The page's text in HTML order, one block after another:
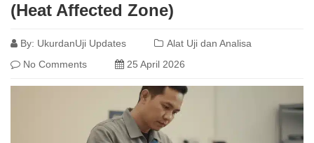
(Heat Affected Zone)
By: UkurdanUji Updates
Alat Uji dan Analisa
No Comments
25 April 2026